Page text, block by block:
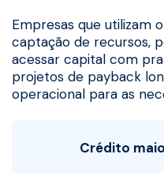
Empresas que utilizam
captação de recursos,
acessar capital com
projetos de payback
operacional para as
Crédito